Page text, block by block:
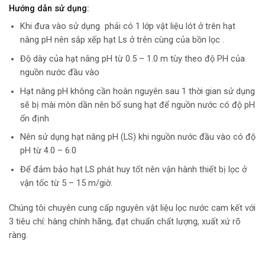
Hướng dẫn sử dụng:
Khi đưa vào sử dụng phải có 1 lớp vật liệu lót ở trên hạt
nâng pH nên sắp xếp hạt Ls ở trên cùng của bồn lọc .
Độ dày của hạt nâng pH từ 0.5 – 1.0 m tùy theo độ PH của
nguồn nước đầu vào
Hạt nâng pH không cần hoàn nguyên sau 1 thời gian sử dụng
sẽ bị mài mòn dần nên bổ sung hạt để nguồn nước có độ pH
ổn định
Nên sử dụng hạt nâng pH (LS) khi nguồn nước đầu vào có độ
pH từ 4.0 – 6.0
Để đảm bảo hạt LS phát huy tốt nên vận hành thiết bị lọc ở
vận tốc từ 5 – 15 m/giờ.
Chúng tôi chuyên cung cấp nguyên vật liệu lọc nước cam kết với
3 tiêu chí: hàng chính hãng, đạt chuẩn chất lượng, xuất xứ rõ
ràng.